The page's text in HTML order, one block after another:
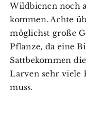
Wildbienen noch
kommen. Achte
möglichst große
Pflanze, da eine
Sattbekommen
Larven sehr viele
muss.